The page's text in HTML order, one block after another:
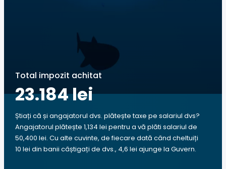
Total impozit achitat
23.184 lei
Știați că și angajatorul dvs. plătește taxe pe salariul dvs?
Angajatorul plătește 1,134 lei pentru a vă plăti salariul de
50,400 lei. Cu alte cuvinte, de fiecare dată când cheltuiți
10 lei din banii câștigați de dvs., 4,6 lei ajunge la Guvern.